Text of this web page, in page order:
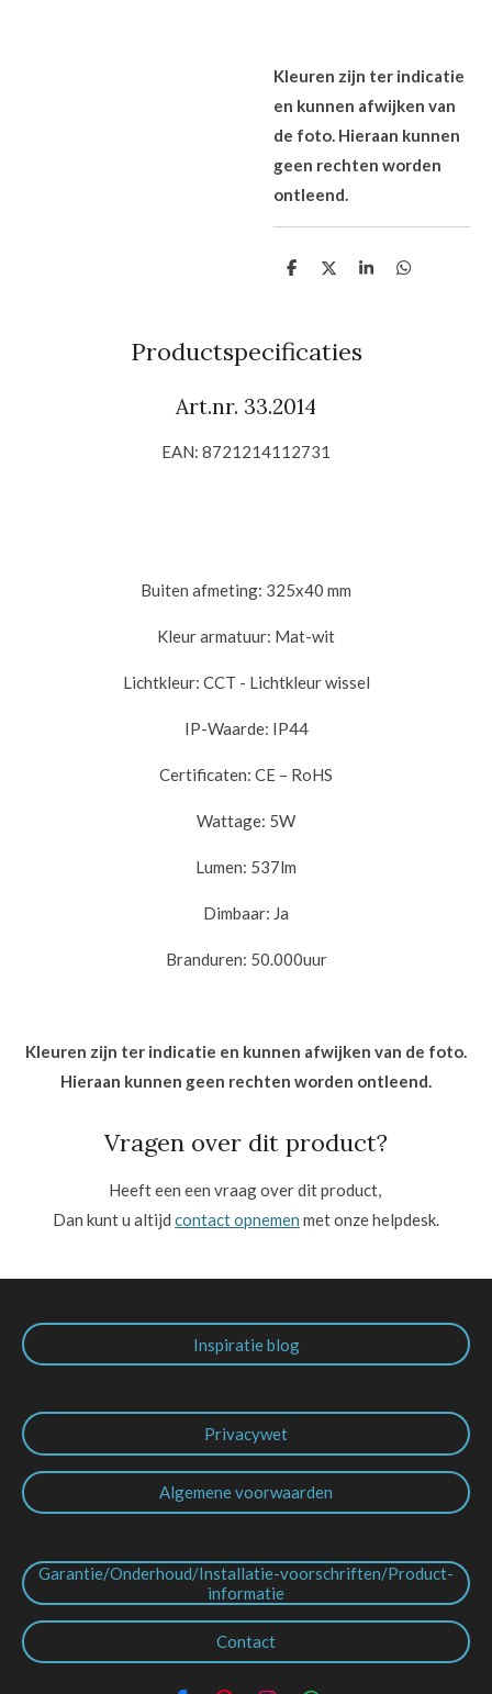
Kleuren zijn ter indicatie
en kunnen afwijken van
de foto. Hieraan kunnen
geen rechten worden
ontleend.
D
n
D
S
D
Productspecificaties
Art.nr. 33.2014
EAN: 8721214112731
Buiten afmeting: 325x40 mm
Kleur armatuur: Mat-wit
Lichtkleur: CCT - Lichtkleur wissel
IP-Waarde: IP44
Certificaten: CE – RoHS
Wattage: 5W
Lumen: 537lm
Dimbaar: Ja
Branduren: 50.000uur
Kleuren zijn ter indicatie en kunnen afwijken van de foto.
Hieraan kunnen geen rechten worden ontleend.
Vragen over dit product?
Heeft een een vraag over dit product,
Dan kunt u altijd contact opnemen met onze helpdesk.
Inspiratie blog
Privacywet
Algemene voorwaarden
Garantie/Onderhoud/Installatie-voorschriften/Product-
informatie
Contact